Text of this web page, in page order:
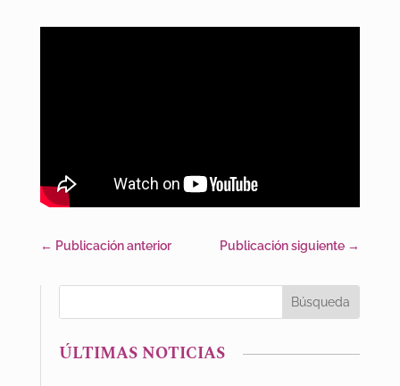
← Publicación anterior Publicación siguiente →
ÚLTIMAS NOTICIAS